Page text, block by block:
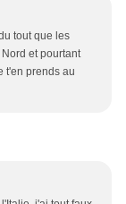
tout que les
et pourtant
t'en prends au